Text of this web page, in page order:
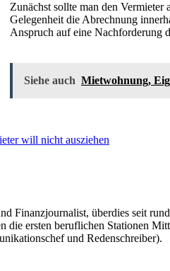
Zunächst sollte man den
Gelegenheit die Abrechnung
Anspruch auf eine Nachforderung
Siehe auch Mietwohnung,
will nicht ausziehen
Finanzjournalist, überdies seit
ersten beruflichen Stationen
und Redenschreiber).